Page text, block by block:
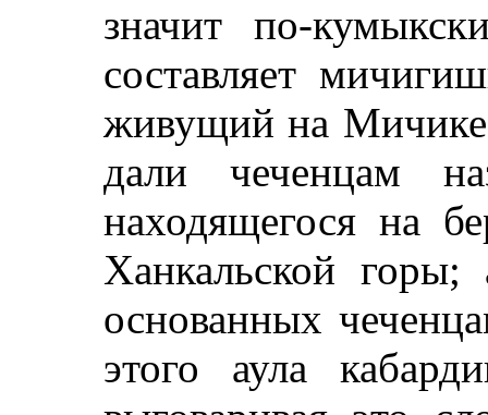
значит по-
составляет
живущий на
дали чеченцам
находящегося на
Ханкальской
основанных
этого аула